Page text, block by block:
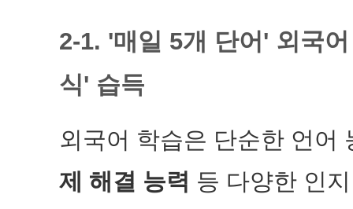
2-1. '매일 5개 단어' 외국
식' 습득
외국어 학습은 단순한 언어
제 해결 능력 등 다양한 인